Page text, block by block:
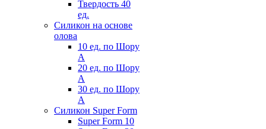
Твердость 40
ед.
Силикон на основе
олова
10 ед. по Шору
А
20 ед. по Шору
А
30 ед. по Шору
А
Силикон Super Form
Super Form 10